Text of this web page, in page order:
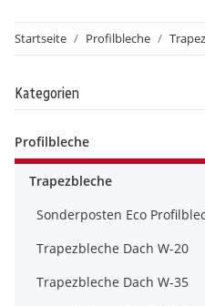
Startseite Profilbleche
Kategorien
Profilbleche
Trapezbleche
Sonderposten Eco
Trapezbleche Dach W-20
Trapezbleche Dach W-35